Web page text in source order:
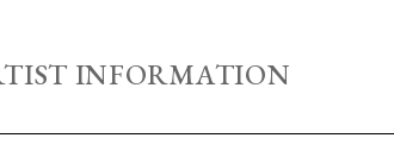
INFORMATION